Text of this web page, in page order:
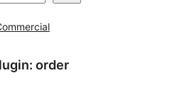
order